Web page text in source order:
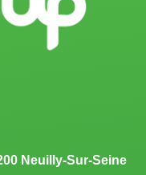
Neuilly-Sur-Seine